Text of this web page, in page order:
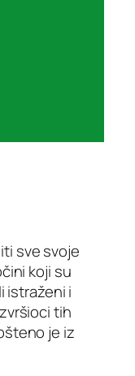
sve svoje
koji su
istraženi i
tih
je iz